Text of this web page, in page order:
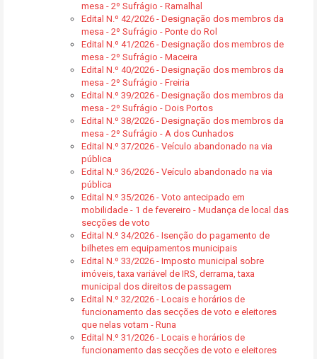
mesa - 2º Sufrágio - Ramalhal
Edital N.º 42/2026 - Designação dos membros da
mesa - 2º Sufrágio - Ponte do Rol
Edital N.º 41/2026 - Designação dos membros de
mesa - 2º Sufrágio - Maceira
Edital N.º 40/2026 - Designação dos membros da
mesa - 2º Sufrágio - Freiria
Edital N.º 39/2026 - Designação dos membros da
mesa - 2º Sufrágio - Dois Portos
Edital N.º 38/2026 - Designação dos membros da
mesa - 2º Sufrágio - A dos Cunhados
Edital N.º 37/2026 - Veículo abandonado na via
pública
Edital N.º 36/2026 - Veículo abandonado na via
pública
Edital N.º 35/2026 - Voto antecipado em
mobilidade - 1 de fevereiro - Mudança de local das
secções de voto
Edital N.º 34/2026 - Isenção do pagamento de
bilhetes em equipamentos municipais
Edital N.º 33/2026 - Imposto municipal sobre
imóveis, taxa variável de IRS, derrama, taxa
municipal dos direitos de passagem
Edital N.º 32/2026 - Locais e horários de
funcionamento das secções de voto e eleitores
que nelas votam - Runa
Edital N.º 31/2026 - Locais e horários de
funcionamento das secções de voto e eleitores